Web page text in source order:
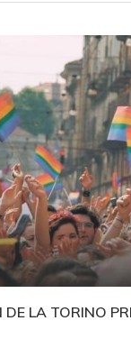
DE LA TORINO